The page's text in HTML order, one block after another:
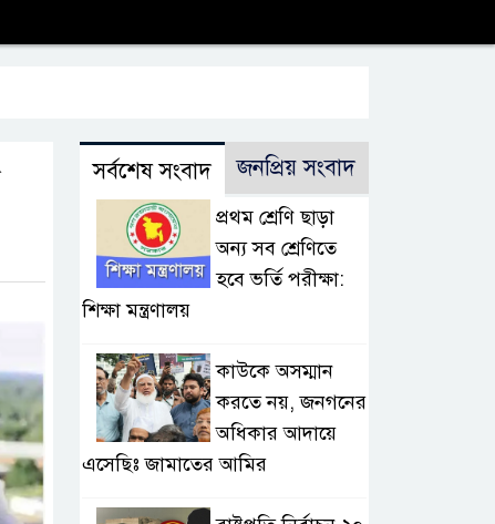
সর্বশেষ সংবাদ জনপ্রিয় সংবাদ
প্রথম শ্রেণি ছাড়া
অন্য সব শ্রেণিতে
হবে ভর্তি পরীক্ষা:
শিক্ষা মন্ত্রণালয়
কাউকে অসম্মান
করতে নয়, জনগনের
অধিকার আদায়ে
এসেছিঃ জামাতের আমির